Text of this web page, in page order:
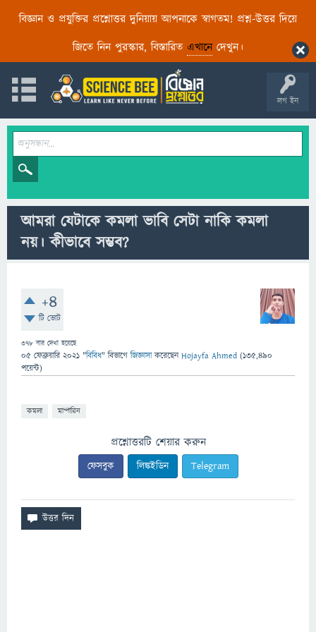
বিজ্ঞান ও প্রযুক্তির প্রশ্নোত্তর দুনিয়ায় আপনাকে স্বাগতম! প্রশ্ন-উত্তর দিয়ে
জিতে নিন পুরস্কার, বিস্তারিত এখানেদেখুন।
লগ ইন
আমরা যেটাকে কমলা ভাবি সেটা নাকি কমলা
নয়। কীভাবে সম্ভব?
+4
টি ভোট
378 বার দেখা হয়েছে
05 ফেব্রুয়ারি 2021 "বিবিধ" বিভাগে জিজ্ঞাসাকরেছেনHojayfa Ahmed (135,490
পয়েন্ট)
কমলা মান্দারিন
প্রশ্নোত্তরটি শেয়ার করুন
ফেসবুক লিঙ্কইডিন Telegram